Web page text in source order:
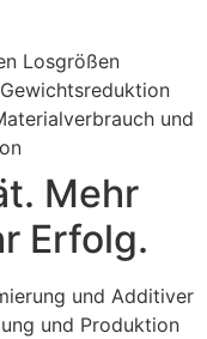
Losgrößen
und
Mehr
Erfolg.
und Additiver
und Produktion